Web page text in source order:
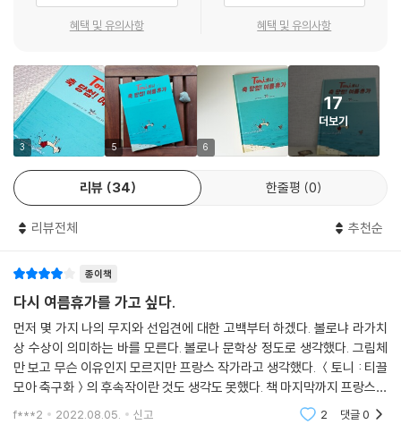
낯선 곳, 낯선 사람들 속에서 자라는 아이들
호텔을 떠나기로 한 날 밤, 이대로 우리의 여름휴가는 끝이냐고 묻는 토니
에게 엄마는 방법을 찾아보겠다 말한다. 다음 날 아침, 토니와 엄마는 정말
로 새로운 휴가지로 떠난다. 바로 엄마의 절친 크리시 아줌마 집으로! 토니
네 사연을 들은 크리시 아줌마네 가족은 ‘애들은 바다에 가야’ 한다며, 두
모자에게 차를 빌려 주고 바닷가 캠핑장에서 휴가를 보낼 수 있도록 해 준
다. 그곳에서 토니는 동네에 사는 개 ‘댕댕이’를 비롯한 새로운 친구들을 사
귀고, 여기저기 쏘다니며 여름을 보낸다. 토니에게 휴가는 단순히 쉬고 노
와는 다르게 자신의 꿈꾸는 삶, 행복 등에 관해 엄마와 진솔하고 긴 대화를
나누고, 엄마의 새로운 면들을 발견한다. 또 휴가지에서 새로운 친구들을
사귀고 함께 놀며 자신이 겪어 보지 못했던 문제에 직면하기도 하고, 도시
에서는 몰랐던 한적하고 조용한 자연이 가져다주는 휴식과 기쁨을 맛본다.
짧다면 짧고, 길다면 긴 휴가 동안 토니는 야금야금 자란다. 토니의 성장에
는 엄마를 비롯한 주위 어른들의 관심과 애정이 있다. 엄마는 토니를 위해
포기할 수도 있었던 여름휴가를 어떻게 해서든 이어 간다. 엄마의 절친인
크리시 아줌마와 볼프 아저씨는 두 사람이 편히 여행할 수 있도록 자동차
- 「뮌헨 메르쿠르(독일 일간지)」
혜택 및 유의사항 혜택 및 유의사항
3 5 6
17
더보기
리뷰 34 한줄평 0
리뷰전체 추천순
종이책
다시 여름휴가를 가고 싶다.
먼저 몇 가지 나의 무지와 선입견에 대한 고백부터 하겠다. 볼로냐 라가치
상 수상이 의미하는 바를 모른다. 볼로나 문학상 정도로 생각했다. 그림체
만 보고 무슨 이유인지 모르지만 프랑스 작가라고 생각했다. ＜토니 : 티끌
모아 축구화＞의 후속작이란 것도 생각도 못했다. 책 마지막까지 프랑스를
머릿속으로 떠올리면서 재밌게 읽었다. 이야기가 끝난 후 작가에 대한 부
f***2 2022.08.05. 신고 2 댓글0